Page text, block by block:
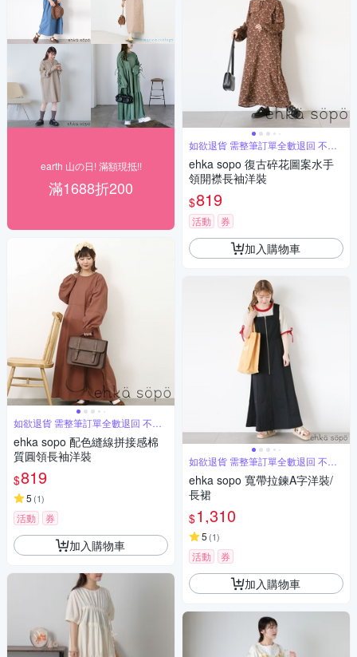
earth 山の日! 滿額現抵!!
滿1688折200
如欲退貨 需整筆訂單全數退回 不能
單退
ehka sopo 配色縫線拼接感棉
質圓領長袖洋裝
$819
5 (1)
活動 券
加入購物車
如欲退貨 需整筆訂單全數退回 不能
單退
ehka sopo 復古碎花圖案水手
領開襟長袖洋裝
$819
活動 券
加入購物車
如欲退貨 需整筆訂單全數退回 不能
單退
ehka sopo 寬帶拉鍊A字洋裝/
長裙
$1,310
5 (1)
活動 券
加入購物車